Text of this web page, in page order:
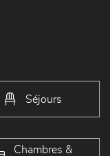
Séjours
Chambres &